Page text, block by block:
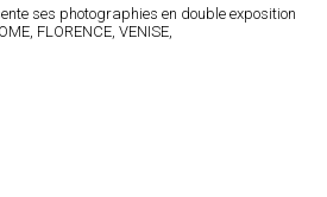
ses photographies en double exposition
FLORENCE, VENISE,